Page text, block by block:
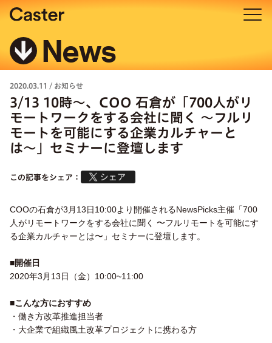
News
2020.03.11 / お知らせ
3/13 10時〜、COO 石倉が「700人がリ
モートワークをする会社に聞く 〜フルリ
モートを可能にする企業カルチャーと
は〜」セミナーに登壇します
この記事をシェア：
COOの石倉が3月13日10:00より開催されるNewsPicks主催「700
人がリモートワークをする会社に聞く 〜フルリモートを可能にす
る企業カルチャーとは〜」セミナーに登壇します。
■開催日
2020年3月13日（金）10:00~11:00
■こんな方におすすめ
・働き方改革推進担当者
・大企業で組織風土改革プロジェクトに携わる方